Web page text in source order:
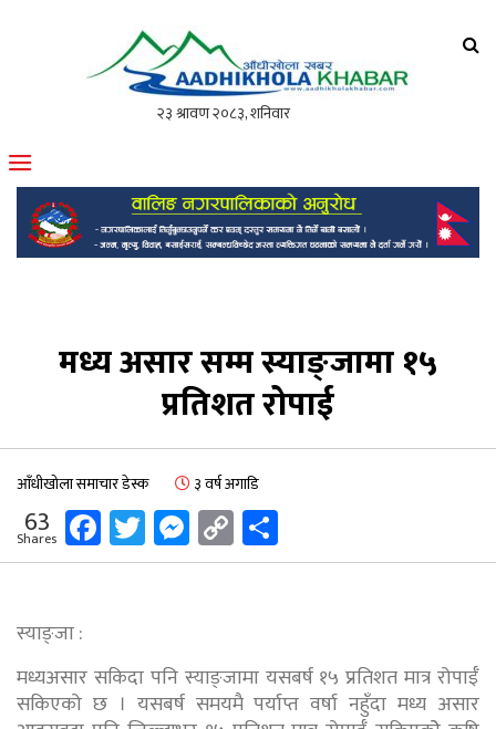
मोफसलकै लोकप्रिय अनलाइन पत्रिका
मध्य असार सम्म स्याङ्जामा १५
प्रतिशत रोपाई
आँधीखोला समाचार डेस्क ३ वर्ष अगाडि
63
Shares Facebook
Twitter
Messenger
Copy
Link
स्याङ्जा :
मध्यअसार सकिदा पनि स्याङ्जामा यसबर्ष १५ प्रतिशत मात्र रोपाईँ
सकिएको छ । यसबर्ष समयमै पर्याप्त वर्षा नहुँदा मध्य असार